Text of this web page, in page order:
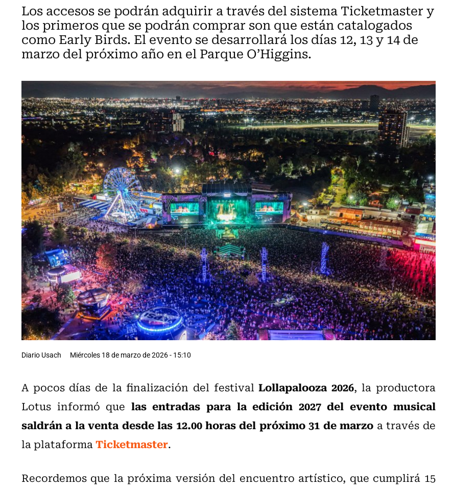
Los accesos se podrán adquirir a través del sistema Ticketmaster y
los primeros que se podrán comprar son que están catalogados
como Early Birds. El evento se desarrollará los días 12, 13 y 14 de
marzo del próximo año en el Parque O’Higgins.
Diario Usach Miércoles 18 de marzo de 2026 - 15:10
A pocos días de la finalización del festivalLollapalooza 2026, la productora
Lotus informó que las entradas para la edición 2027 del evento musical
saldrán a la venta desde las 12.00 horas del próximo 31 de marzo a través de
la plataformaTicketmaster.
Recordemos que la próxima versión del encuentro artístico, que cumplirá 15